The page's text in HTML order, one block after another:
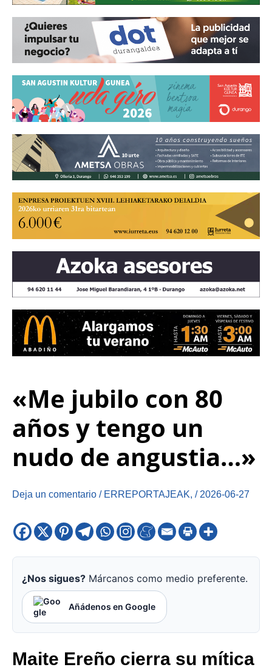
«Me jubilo con 80
años y tengo un
nudo de angustia…»
Deja un comentario / ERREPORTAJEAK, / 2026-06-27
¿Nos sigues? Márcanos como medio preferente.
Añádenos en Google
Maite Ereño cierra su mítica